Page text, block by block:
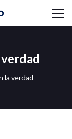
la verdad